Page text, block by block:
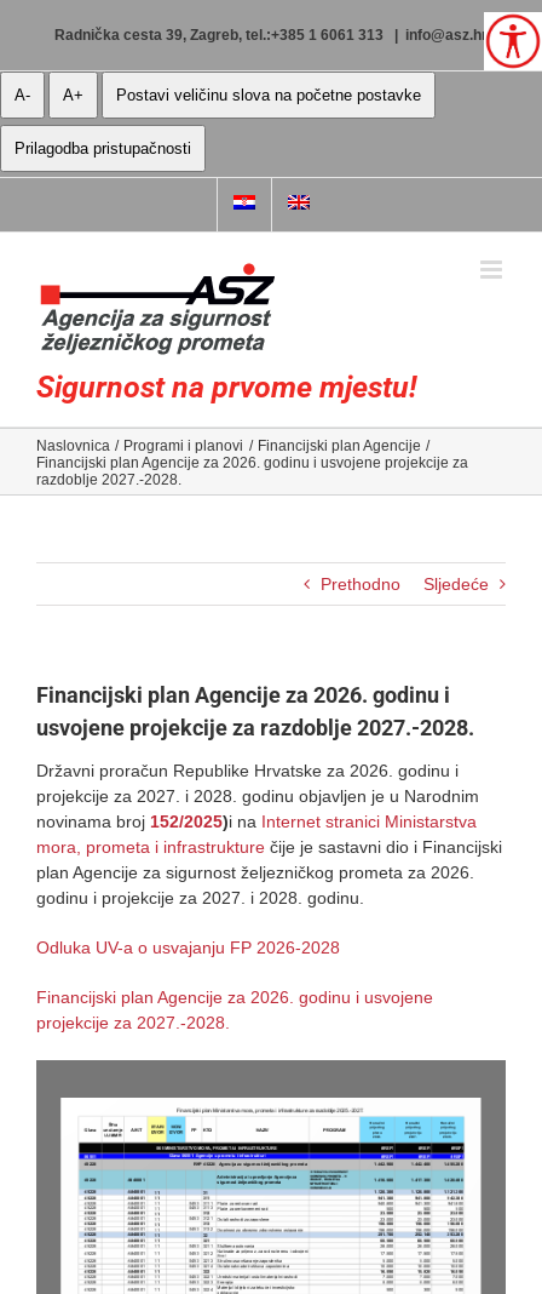
Radnička cesta 39, Zagreb, tel.:+385 1 6061 313 info@asz.hr
A- A+ Postavi veličinu slova na početne postavke
Prilagodba pristupačnosti
Sigurnost na prvome mjestu!
Naslovnica Programi i planovi
Financijski plan Agencije
Financijski plan Agencije za 2026. godinu i usvojene projekcije za
razdoblje 2027.-2028.
Prethodno Sljedeće
Financijski plan Agencije za 2026. godinu i
usvojene projekcije za razdoblje 2027.-2028.
Državni proračun Republike Hrvatske za 2026. godinu i
projekcije za 2027. i 2028. godinu objavljen je u Narodnim
novinama broj 152/2025)i na Internet stranici Ministarstva
mora, prometa i infrastrukture čije je sastavni dio i Financijski
plan Agencije za sigurnost željezničkog prometa za 2026.
godinu i projekcije za 2027. i 2028. godinu.
Odluka UV-a o usvajanju FP 2026-2028
Financijski plan Agencije za 2026. godinu i usvojene
projekcije za 2027.-2028.